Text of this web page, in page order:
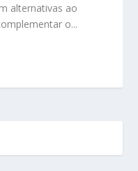
alternativas ao
o...